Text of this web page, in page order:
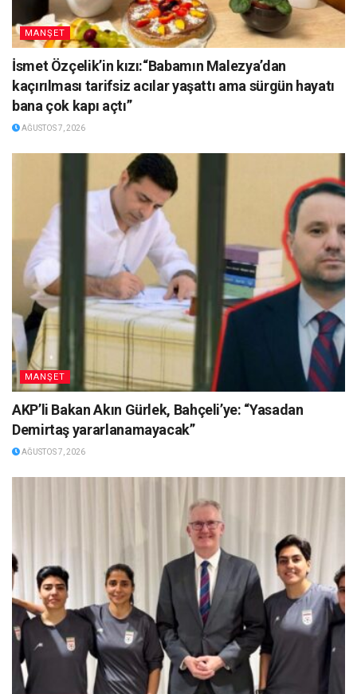
MANŞET
İsmet Özçelik’in kızı:“Babamın Malezya’dan
kaçırılması tarifsiz acılar yaşattı ama sürgün hayatı
bana çok kapı açtı”
AĞUSTOS 7, 2026
MANŞET
AKP’li Bakan Akın Gürlek, Bahçeli’ye: “Yasadan
Demirtaş yararlanamayacak”
AĞUSTOS 7, 2026